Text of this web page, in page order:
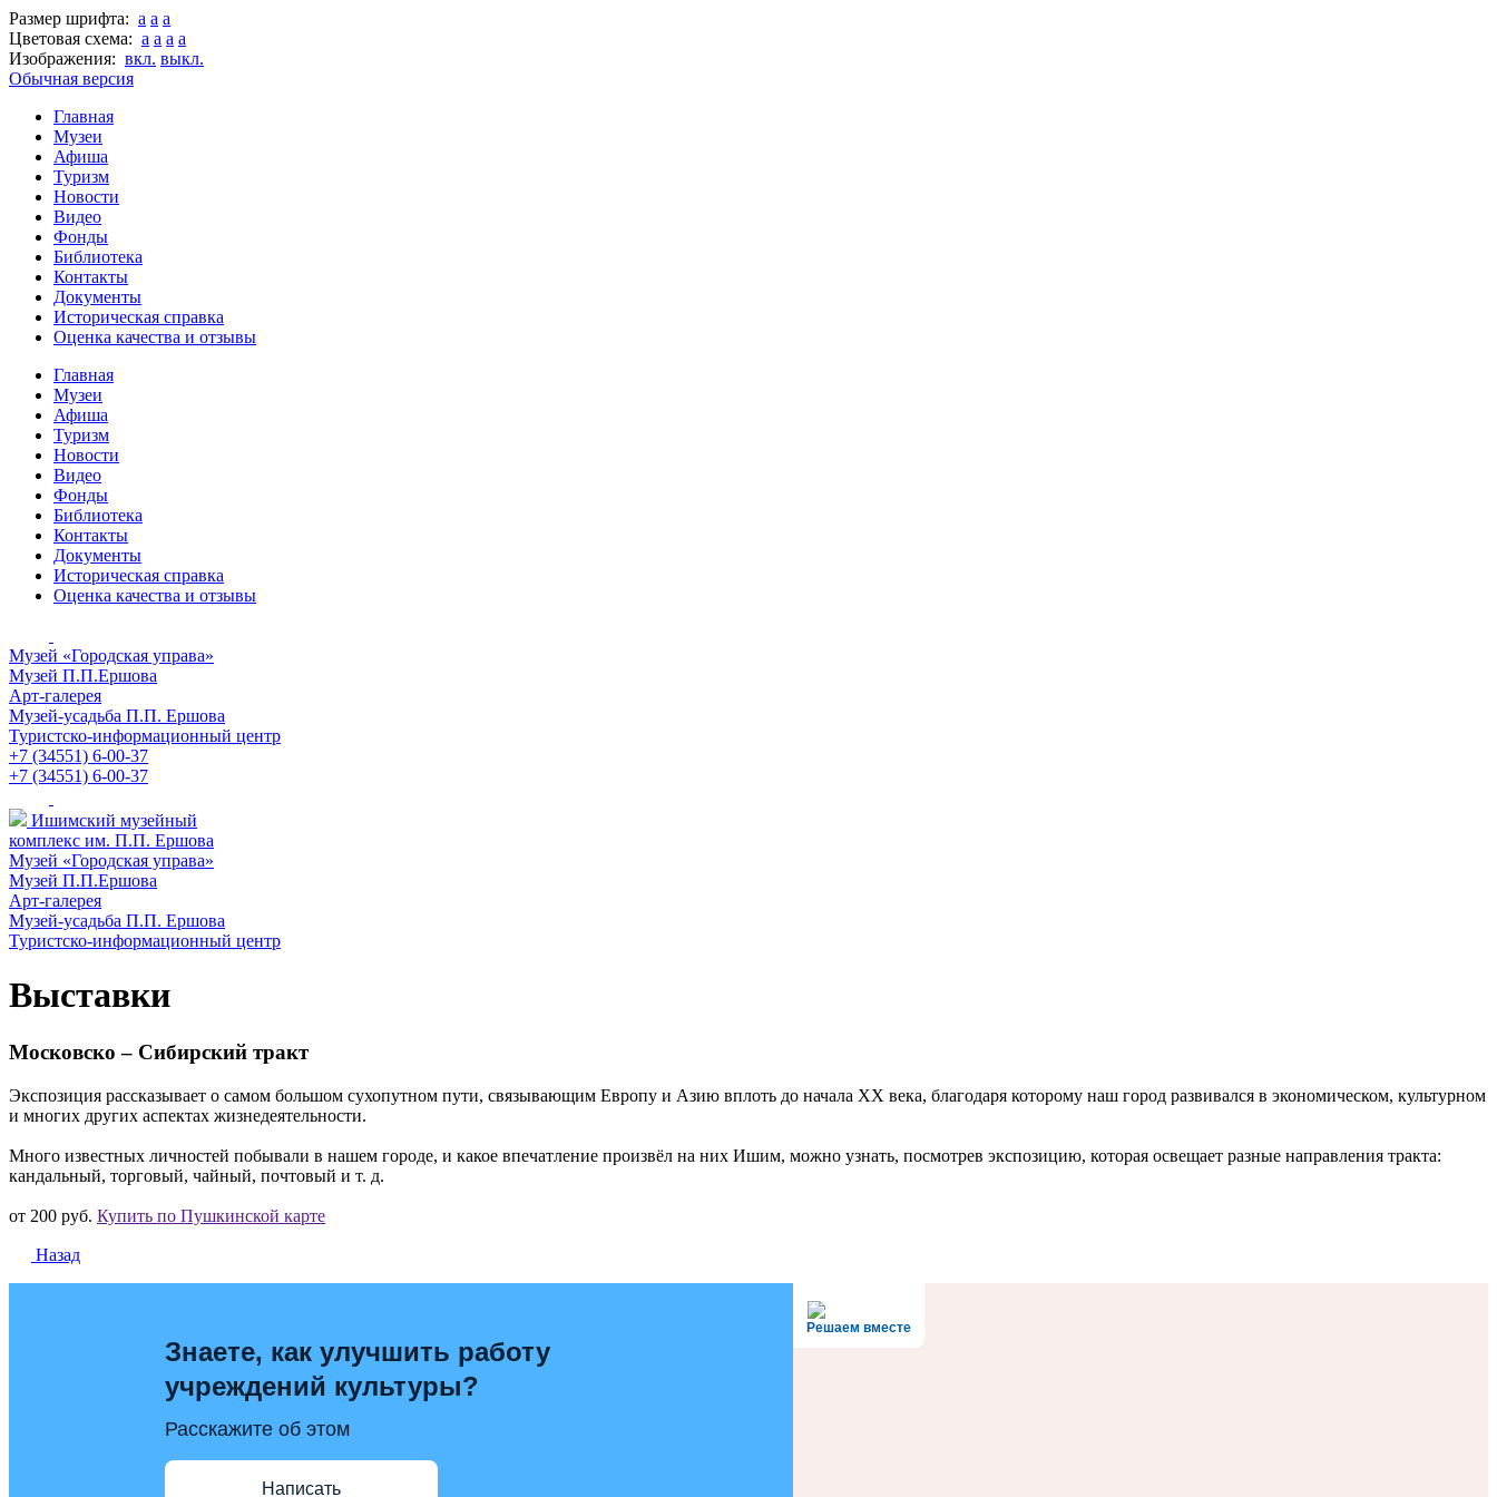
Размер шрифта: a a a
Цветовая схема: a a a a
Изображения: вкл. выкл.
Обычная версия
Главная
Музеи
Афиша
Туризм
Новости
Видео
Фонды
Библиотека
Контакты
Документы
Историческая справка
Оценка качества и отзывы
Главная
Музеи
Афиша
Туризм
Новости
Видео
Фонды
Библиотека
Контакты
Документы
Историческая справка
Оценка качества и отзывы
Музей «Городская управа»
Музей П.П.Ершова
Арт-галерея
Музей-усадьба П.П. Ершова
Туристско-информационный центр
+7 (34551) 6-00-37
+7 (34551) 6-00-37
Ишимский музейный
комплекс им. П.П. Ершова
Музей «Городская управа»
Музей П.П.Ершова
Арт-галерея
Музей-усадьба П.П. Ершова
Туристско-информационный центр
Выставки
Московско – Сибирский тракт
Экспозиция рассказывает о самом большом сухопутном пути, связывающим Европу и Азию вплоть до начала XX века, благодаря которому наш город развивался в экономическом, культурном
и многих других аспектах жизнедеятельности.
Много известных личностей побывали в нашем городе, и какое впечатление произвёл на них Ишим, можно узнать, посмотрев экспозицию, которая освещает разные направления тракта:
кандальный, торговый, чайный, почтовый и т. д.
от 200 руб. Купить по Пушкинской карте
Назад
Решаем вместе
Знаете, как улучшить работу
учреждений культуры?
Расскажите об этом
Написать